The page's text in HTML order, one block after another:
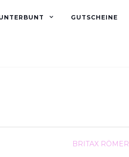
GUTSCHEINE
BRITAX RÖMER